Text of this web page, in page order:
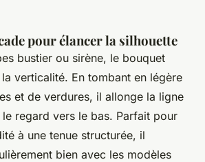
pour élancer la silhouette
bustier ou sirène, le bouquet
verticalité. En tombant en légère
et de verdures, il allonge la ligne
regard vers le bas. Parfait pour
à une tenue structurée, il
bien avec les modèles